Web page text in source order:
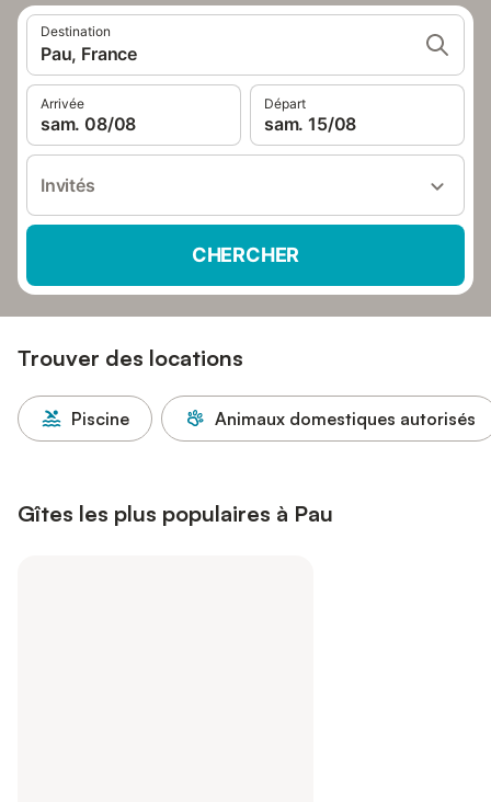
Destination
Pau, France
Arrivée
sam. 08/08
Départ
sam. 15/08
Invités
CHERCHER
Trouver des locations
Piscine Animaux domestiques autorisés
Gîtes les plus populaires à Pau